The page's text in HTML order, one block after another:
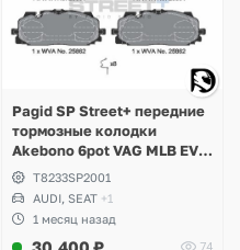
Pagid SP Street+ передние
тормозные колодки
Akebono 6pot VAG MLB EVO
350, 375мм, Audi RS3 8Y,
RSQ3 F3, SQ5 FY, S4, RS4
B9, S5, RS5 8W, A6 C8, A7,
Q7, Q8
T8233SP2001
AUDI, SEAT +1
1 месяц назад